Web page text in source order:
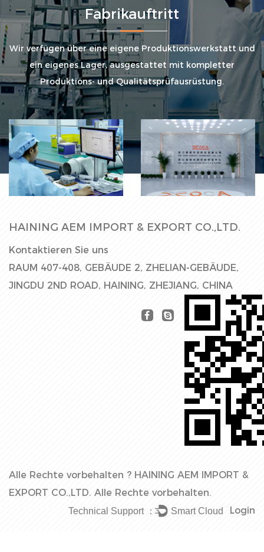
Fabrikauftritt
Wir verfügen über eine eigene Produktionswerkstatt und
ein eigenes Lager, ausgestattet mit kompletter
Produktions- und Qualitätsprüfausrüstung.
Fabrikhalle Produktionslinie
HAINING AEM IMPORT & EXPORT CO.,LTD.
Kontaktieren Sie uns
RAUM 407-408, GEBÄUDE 2, ZHELIAN-GEBÄUDE,
JINGDU 2ND ROAD, HAINING, ZHEJIANG, CHINA
Alle Rechte vorbehalten ? HAINING AEM IMPORT &
EXPORT CO.,LTD. Alle Rechte vorbehalten.
Login
Technical Support ： Smart Cloud